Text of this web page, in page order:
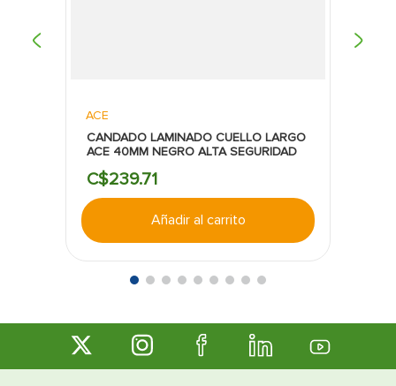
ACE
CANDADO LAMINADO CUELLO LARGO
ACE 40MM NEGRO ALTA SEGURIDAD
C$239.71
Añadir al carrito